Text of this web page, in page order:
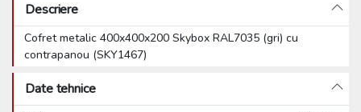
Descriere
Cofret metalic 400x400x200 Skybox RAL7035 (gri) cu
contrapanou (SKY1467)
Date tehnice